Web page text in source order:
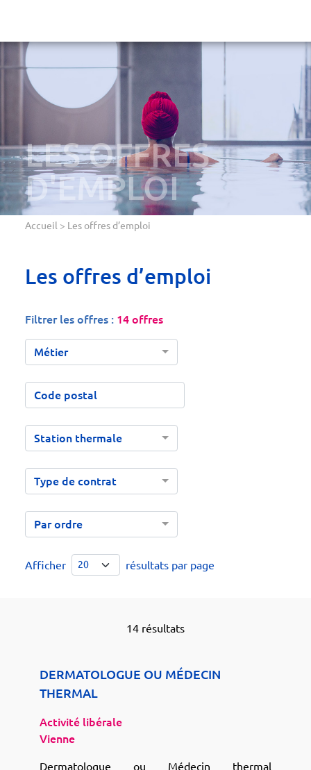
LES OFFRES
D'EMPLOI
Accueil > Les offres d’emploi
Les offres d’emploi
Filtrer les offres : 14 offres
Métier
Station thermale
Type de contrat
Par ordre
Afficher résultats par page
14 résultats
DERMATOLOGUE OU MÉDECIN
THERMAL
Activité libérale
Vienne
Dermatologue ou Médecin thermal